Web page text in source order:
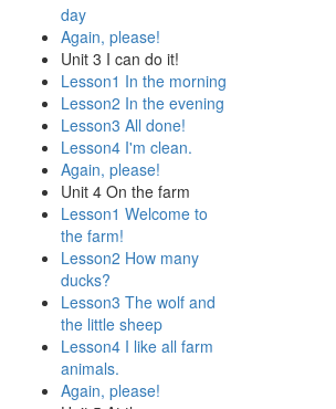
day
Again, please!
Unit 3 I can do it!
Lesson1 In the morning
Lesson2 In the evening
Lesson3 All done!
Lesson4 I'm clean.
Again, please!
Unit 4 On the farm
Lesson1 Welcome to
the farm!
Lesson2 How many
ducks?
Lesson3 The wolf and
the little sheep
Lesson4 I like all farm
animals.
Again, please!